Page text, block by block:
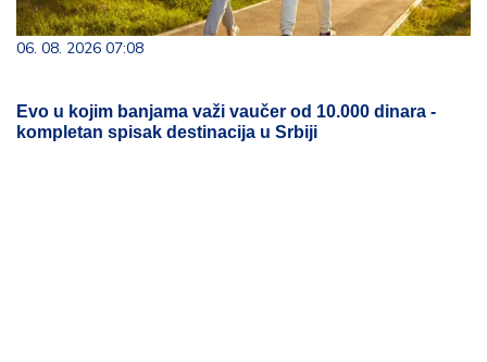
06. 08. 2026 07:08
Evo u kojim banjama važi vaučer od 10.000 dinara -
kompletan spisak destinacija u Srbiji